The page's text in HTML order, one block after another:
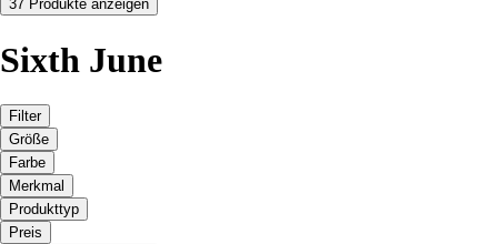
37 Produkte anzeigen
Sixth June
Filter
Größe
Farbe
Merkmal
Produkttyp
Preis